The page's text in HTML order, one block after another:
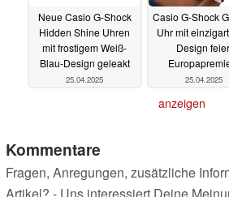
Neue Casio G-Shock
Hidden Shine Uhren
mit frostigem Weiß-
Blau-Design geleakt
25.04.2025
Casio G-Shock
Uhr mit
Design
25.04.2025
anzeigen
Kommentare
Fragen, Anregungen, zusätzliche